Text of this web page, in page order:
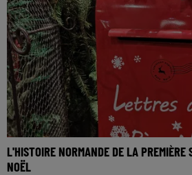
L'HISTOIRE NORMANDE DE LA PREMIÈRE
NOËL